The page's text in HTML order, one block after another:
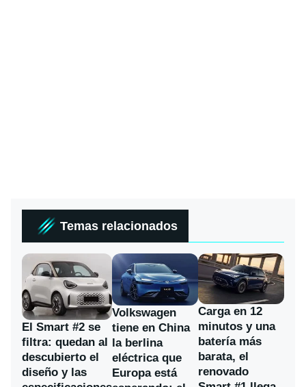
Temas relacionados
El Smart #2 se
filtra: quedan al
descubierto el
diseño y las
Volkswagen
tiene en China
la berlina
eléctrica que
Europa está
Carga en 12
minutos y una
batería más
barata, el
renovado